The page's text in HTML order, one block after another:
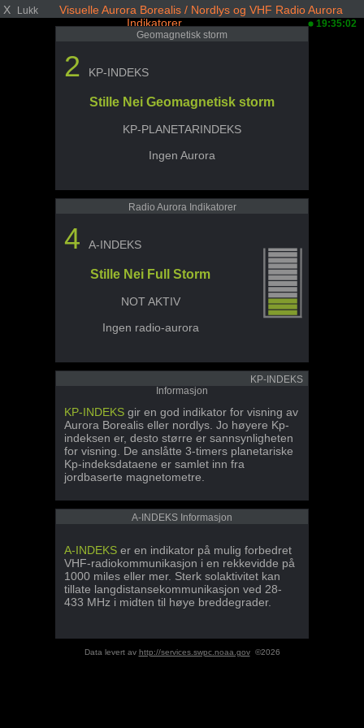
X Lukk
Visuelle Aurora Borealis / Nordlys og VHF Radio Aurora
Indikatorer
19:35:02
Geomagnetisk storm
2 KP-INDEKS
Stille Nei Geomagnetisk storm
KP-PLANETARINDEKS
Ingen Aurora
Radio Aurora Indikatorer
4 A-INDEKS
Stille Nei Full Storm
NOT AKTIV
Ingen radio-aurora
KP-INDEKS
Informasjon
KP-INDEKS gir en god indikator for visning av
Aurora Borealis eller nordlys. Jo høyere Kp-
indeksen er, desto større er sannsynligheten
for visning. De anslåtte 3-timers planetariske
Kp-indeksdataene er samlet inn fra
jordbaserte magnetometre.
A-INDEKS Informasjon
A-INDEKS er en indikator på mulig forbedret
VHF-radiokommunikasjon i en rekkevidde på
1000 miles eller mer. Sterk solaktivitet kan
tillate langdistansekommunikasjon ved 28-
433 MHz i midten til høye breddegrader.
Data levert av http://services.swpc.noaa.gov©2026